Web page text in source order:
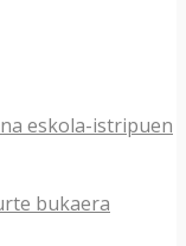
eskola-istripuen
bukaera